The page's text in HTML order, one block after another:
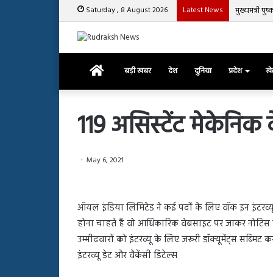
Saturday , 8 August 2026 Latest News मुख्यमंत्री
Home बड़ी खबर देश दुनिया प्रदेश
119 असिस्टेंट मेकेनिक
May 6, 2021
ऑयल इंडिया लिमिटेड ने कई पदों के लिए वॉक इन
होना चाहते हैं वो आधिकारिक वेबसाइट पर जाकर
उम्मीदवारों को इंटरव्यू के लिए जरूरी डॉक्यूमेंट्स सब्मिट
इंटरव्यू डेट और वैकेंसी डिटेल्स
की की फिल्म ग्राउंड जीरो का
टीजर जारी, देंखे वीडियो…
रियाज
की
भिड़ंत,
सबके
सामने
March 29, 2025
रजत दलाल और आसिम
सबके सामने हुई बहस पर
आया रिएक्शन